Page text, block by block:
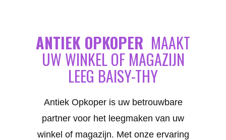
ANTIEK OPKOPER MAAKT
UW WINKEL OF MAGAZIJN
LEEG BAISY-THY
Antiek Opkoper is uw betrouwbare
partner voor het leegmaken van uw
winkel of magazijn. Met onze ervaring